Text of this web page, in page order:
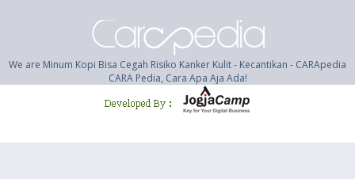
We are Minum Kopi Bisa Cegah Risiko Kanker Kulit - Kecantikan - CARApedia
CARA Pedia, Cara Apa Aja Ada!